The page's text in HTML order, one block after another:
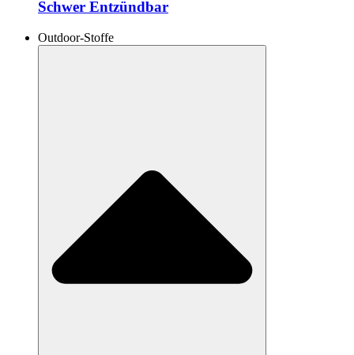
Schwer Entzündbar
Outdoor-Stoffe